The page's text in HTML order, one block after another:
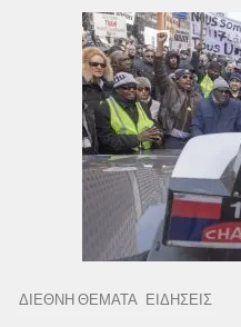
ΔΙΕΘΝΗ ΘΕΜΑΤΑ ΕΙΔΗΣΕΙΣ